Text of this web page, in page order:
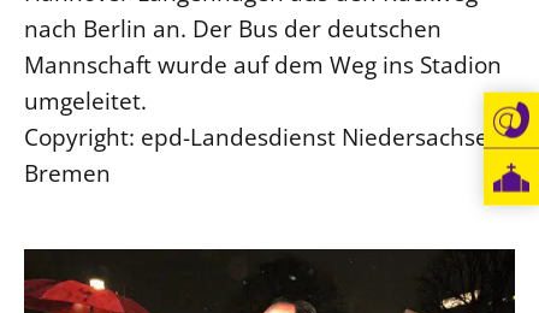
nach Berlin an. Der Bus der deutschen
Mannschaft wurde auf dem Weg ins Stadion
umgeleitet.
Copyright: epd-Landesdienst Niedersachsen-
Bremen
Fundraising
IT-Service
Corporate Design
Interventionsplan
Jahresgespräche
Kirchliche Verwaltung